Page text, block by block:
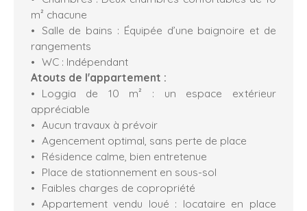
m² chacune
Salle de bains : Équipée d’une baignoire et de
rangements
WC : Indépendant
Atouts de l'appartement :
Loggia de 10 m² : un espace extérieur
appréciable
Aucun travaux à prévoir
Agencement optimal, sans perte de place
Résidence calme, bien entretenue
Place de stationnement en sous-sol
Faibles charges de copropriété
Appartement vendu loué : locataire en place